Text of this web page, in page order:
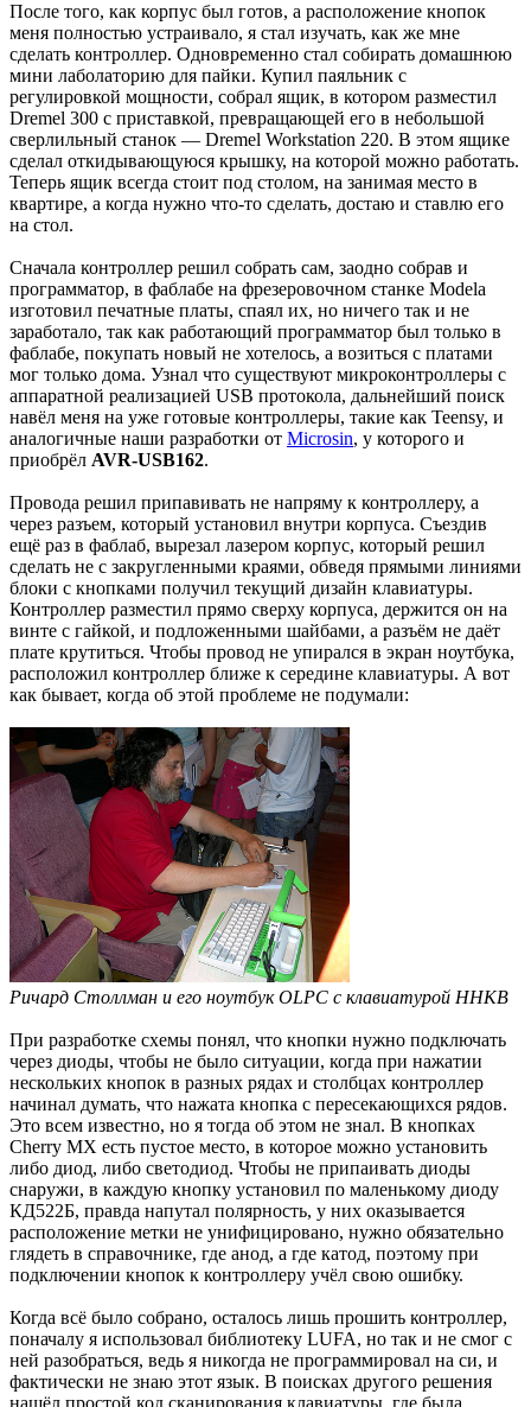
После того, как корпус был готов, а расположение кнопок
меня полностью устраивало, я стал изучать, как же мне
сделать контроллер. Одновременно стал собирать домашнюю
мини лаболаторию для пайки. Купил паяльник с
регулировкой мощности, собрал ящик, в котором разместил
Dremel 300 с приставкой, превращающей его в небольшой
сверлильный станок — Dremel Workstation 220. В этом ящике
сделал откидывающуюся крышку, на которой можно работать.
Теперь ящик всегда стоит под столом, на занимая место в
квартире, а когда нужно что-то сделать, достаю и ставлю его
на стол.
Сначала контроллер решил собрать сам, заодно собрав и
программатор, в фаблабе на фрезеровочном станке Modela
изготовил печатные платы, спаял их, но ничего так и не
заработало, так как работающий программатор был только в
фаблабе, покупать новый не хотелось, а возиться с платами
мог только дома. Узнал что существуют микроконтроллеры с
аппаратной реализацией USB протокола, дальнейший поиск
навёл меня на уже готовые контроллеры, такие как Teensy, и
аналогичные наши разработки от Microsin, у которого и
приобрёл AVR-USB162.
Провода решил припавивать не напряму к контроллеру, а
через разъем, который установил внутри корпуса. Съездив
ещё раз в фаблаб, вырезал лазером корпус, который решил
сделать не с закругленными краями, обведя прямыми линиями
блоки с кнопками получил текущий дизайн клавиатуры.
Контроллер разместил прямо сверху корпуса, держится он на
винте с гайкой, и подложенными шайбами, а разъём не даёт
плате крутиться. Чтобы провод не упирался в экран ноутбука,
расположил контроллер ближе к середине клавиатуры. А вот
как бывает, когда об этой проблеме не подумали:
Ричард Столлман и его ноутбук OLPC с клавиатурой HHKB
При разработке схемы понял, что кнопки нужно подключать
через диоды, чтобы не было ситуации, когда при нажатии
нескольких кнопок в разных рядах и столбцах контроллер
начинал думать, что нажата кнопка с пересекающихся рядов.
Это всем известно, но я тогда об этом не знал. В кнопках
Cherry MX есть пустое место, в которое можно установить
либо диод, либо светодиод. Чтобы не припаивать диоды
снаружи, в каждую кнопку установил по маленькому диоду
КД522Б, правда напутал полярность, у них оказывается
расположение метки не унифицировано, нужно обязательно
глядеть в справочнике, где анод, а где катод, поэтому при
подключении кнопок к контроллеру учёл свою ошибку.
Когда всё было собрано, осталось лишь прошить контроллер,
поначалу я использовал библиотеку LUFA, но так и не смог с
ней разобраться, ведь я никогда не программировал на си, и
фактически не знаю этот язык. В поисках другого решения